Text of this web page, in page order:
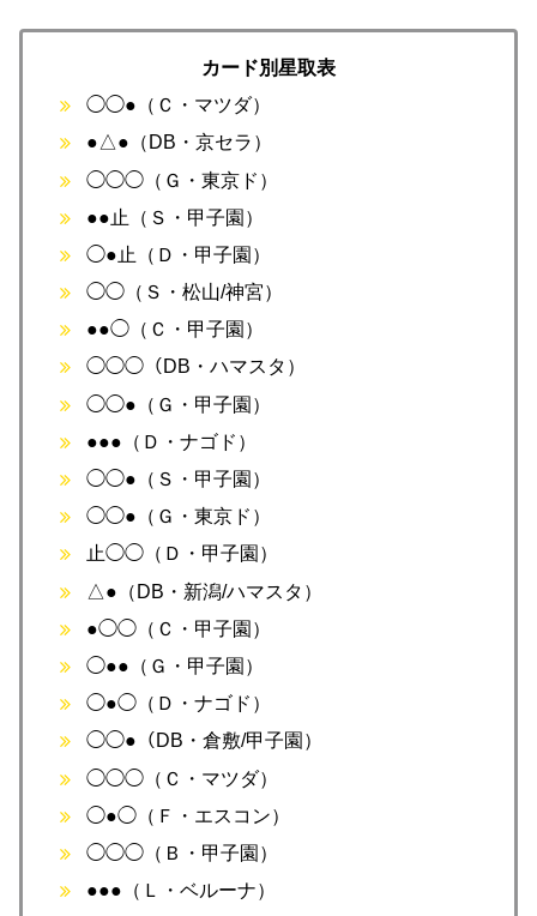
カード別星取表
◯◯●（Ｃ・マツダ）
●△●（DB・京セラ）
◯◯◯（Ｇ・東京ド）
●●止（Ｓ・甲子園）
◯●止（Ｄ・甲子園）
◯◯（Ｓ・松山/神宮）
●●◯（Ｃ・甲子園）
◯◯◯（DB・ハマスタ）
◯◯●（Ｇ・甲子園）
●●●（Ｄ・ナゴド）
◯◯●（Ｓ・甲子園）
◯◯●（Ｇ・東京ド）
止◯◯（Ｄ・甲子園）
△●（DB・新潟/ハマスタ）
●◯◯（Ｃ・甲子園）
◯●●（Ｇ・甲子園）
◯●◯（Ｄ・ナゴド）
◯◯●（DB・倉敷/甲子園）
◯◯◯（Ｃ・マツダ）
◯●◯（Ｆ・エスコン）
◯◯◯（Ｂ・甲子園）
●●●（Ｌ・ベルーナ）